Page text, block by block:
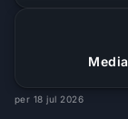
per 18 jul 2026